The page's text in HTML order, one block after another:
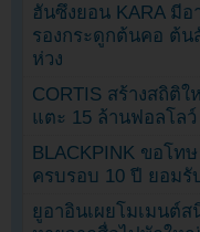
ฮันซึงยอน KARA มี
รองกระดูกต้นคอ ต้น
ห่วง
CORTIS สร้างสถิติ
แตะ 15 ล้านฟอลโลว์
BLACKPINK ขอโท
ครบรอบ 10 ปี ยอมรั
ยูอาอินเผยโมเมนต์